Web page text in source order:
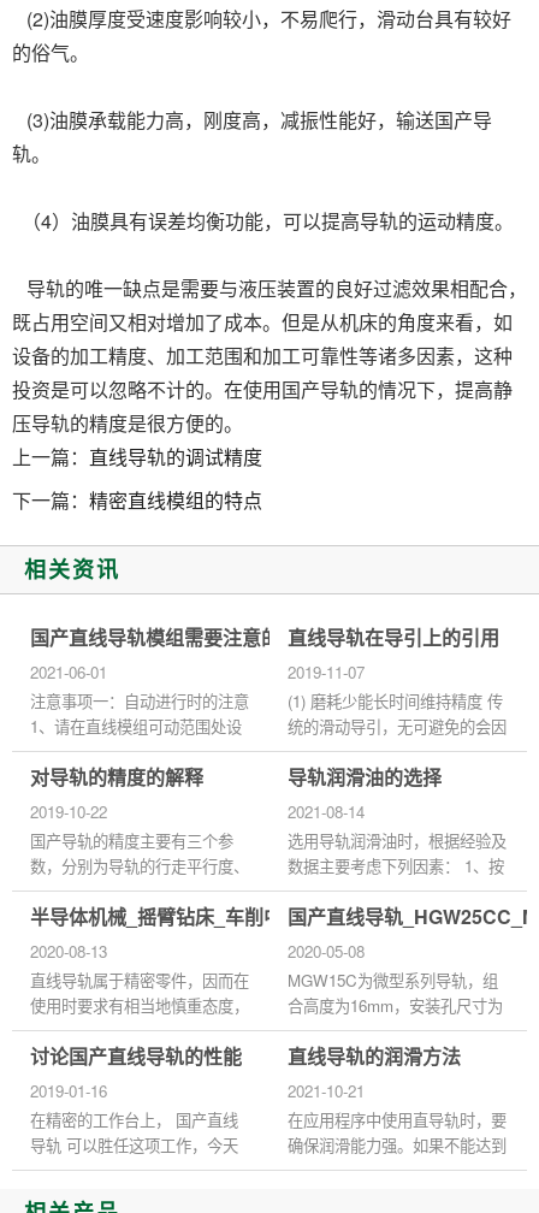
(2)油膜厚度受速度影响较小，不易爬行，滑动台具有较好
的俗气。
(3)油膜承载能力高，刚度高，减振性能好，输送国产导
轨。
（4）油膜具有误差均衡功能，可以提高导轨的运动精度。
导轨的唯一缺点是需要与液压装置的良好过滤效果相配合，
既占用空间又相对增加了成本。但是从机床的角度来看，如
设备的加工精度、加工范围和加工可靠性等诸多因素，这种
投资是可以忽略不计的。在使用国产导轨的情况下，提高静
压导轨的精度是很方便的。
上一篇： 直线导轨的调试精度
下一篇： 精密直线模组的特点
相关资讯
国产直线导轨模组需要注意的问题
2021-06-01
注意事项一：自动进行时的注意
1、请在直线模组可动范围处设
置安全防护栏。 2、在安全防护
栏的入口，请设计紧急开关装
置。 3、请尽量不要从有关紧
急...
直线导轨在导引上的引用
2019-11-07
(1) 磨耗少能长时间维持精度 传
统的滑动导引，无可避免的会因
油膜逆流作用造成平台运动精度
不良，且因运动时润滑不充份，
导致运行轨道接触面的磨损...
对导轨的精度的解释
2019-10-22
国产导轨的精度主要有三个参
数，分别为导轨的行走平行度、
高度的成对相互差和宽度的成对
相互差。 1、行走平行度是指将
导轨用螺栓固定在基准面上，...
导轨润滑油的选择
2021-08-14
选用导轨润滑油时，根据经验及
数据主要考虑下列因素： 1、按
滑动速度和平均压力来选择粘
度： 选择使用导轨润滑剂时根
据国内外机床导轨润滑实际应
半导体机械_摇臂钻床_车削中心国产直线导轨滑块
2020-08-13
直线导轨属于精密零件，因而在
使用时要求有相当地慎重态度，
即便是使用了高性能的直线导
轨，如果使用不当，也不能达到
预期的性能效果，而且容易使...
国产直线导轨
2020-05-08
MGW15C为微型系列导轨，组
合高度为16mm，安装孔尺寸为
45*20，直线导轨的预压力：所
谓预压力是预先给予钢珠负荷
力，利用钢珠与珠道之间负向间
隙给予预压...
讨论国产直线导轨的性能
2019-01-16
在精密的工作台上， 国产直线
导轨 可以胜任这项工作，今天
我们将讨论国产直线导轨安装座
的性能分析和材料选择。 国产
直线导轨的润滑方法
2021-10-21
在应用程序中使用直导轨时，要
确保润滑能力强。如果不能达到
润滑效果，快速滚动会造成严重